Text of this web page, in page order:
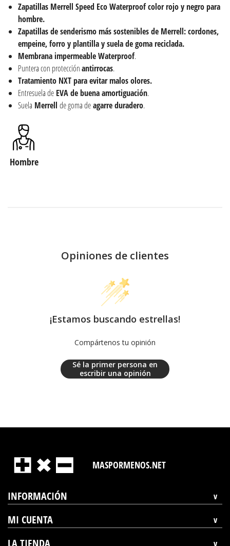
Zapatillas Merrell Speed Eco Waterproof color rojo y negropara
hombre.
Zapatillas de senderismo más sostenibles de Merrell: cordones,
empeine, forro y plantilla y suela de goma reciclada.
Membrana impermeableWaterproof.
Puntera con protecciónantirrocas.
Tratamiento NXT para evitar malos olores.
Entresuela de EVA de buena amortiguación.
Suela Merrell de goma deagarreduradero.
Hombre
Opiniones de clientes
¡Estamos buscando estrellas!
Compártenos tu opinión
Sé la primer persona en
escribir una opinión
MASPORMENOS.NET
INFORMACIÓN
MI CUENTA
LA TIENDA